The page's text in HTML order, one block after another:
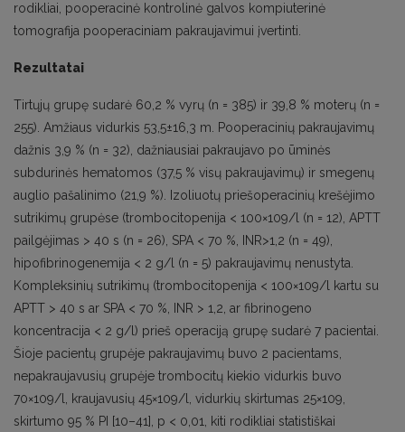
rodikliai, pooperacinė kontrolinė galvos kompiuterinė
tomografija pooperaciniam pakraujavimui įvertinti.
Rezultatai
Tirtųjų grupę sudarė 60,2 % vyrų (n = 385) ir 39,8 % moterų (n =
255). Amžiaus vidurkis 53,5±16,3 m. Pooperacinių pakraujavimų
dažnis 3,9 % (n = 32), dažniausiai pakraujavo po ūminės
subdurinės hematomos (37,5 % visų pakraujavimų) ir smegenų
auglio pašalinimo (21,9 %). Izoliuotų priešoperacinių krešėjimo
sutrikimų grupėse (trombocitopenija < 100×109/l (n = 12), APTT
pailgėjimas > 40 s (n = 26), SPA < 70 %, INR>1,2 (n = 49),
hipofibrinogenemija < 2 g/l (n = 5) pakraujavimų nenustyta.
Kompleksinių sutrikimų (trombocitopenija < 100×109/l kartu su
APTT > 40 s ar SPA < 70 %, INR > 1,2, ar fibrinogeno
koncentracija < 2 g/l) prieš operaciją grupę sudarė 7 pacientai.
Šioje pacientų grupėje pakraujavimų buvo 2 pacientams,
nepakraujavusių grupėje trombocitų kiekio vidurkis buvo
70×109/l, kraujavusių 45×109/l, vidurkių skirtumas 25×109,
skirtumo 95 % PI [10–41], p < 0,01, kiti rodikliai statistiškai